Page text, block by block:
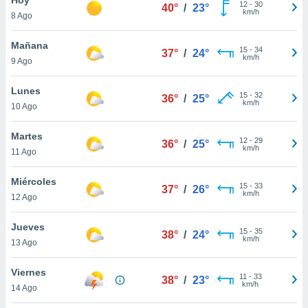
y
en
más
de
8 Ago
40° / 23° 12- 30
km/h
Mañana
9 Ago
37° / 24° 15- 34
km/h
Lunes
10 Ago
36° / 25° 15- 32
km/h
Martes
11 Ago
36° / 25° 12- 29
km/h
Miércoles
12 Ago
37° / 26° 15- 33
km/h
Jueves
13 Ago
38° / 24° 15- 35
km/h
Viernes
14 Ago
38° / 23° 11 - 33
km/h